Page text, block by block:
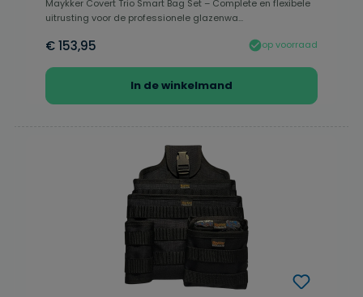
Maykker Covert Trio Smart Bag Set – Complete en flexibele
uitrusting voor de professionele glazenwa...
€ 153,95 op voorraad
In de winkelmand